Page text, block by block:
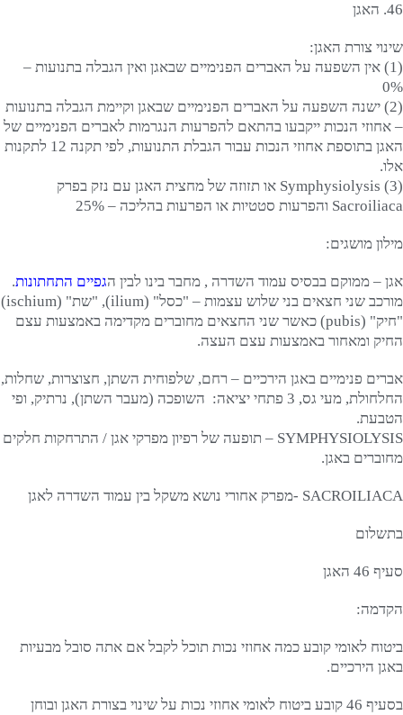
46. האגן
שינוי צורת האגן:
(1) אין השפעה על האברים הפנימיים שבאגן ואין הגבלה בתנועות –
0%
(2) ישנה השפעה על האברים הפנימיים שבאגן וקיימת הגבלה בתנועות
– אחוזי הנכות ייקבעו בהתאם להפרעות הנגרמות לאברים הפנימיים של
האגן בתוספת אחוזי הנכות עבור הגבלת התנועות, לפי תקנה 12 לתקנות
אלו.
(3) Symphysiolysis או תזוזה של מחצית האגן עם נזק בפרק
Sacroiliaca והפרעות סטטיות או הפרעות בהליכה – 25%
מילון מושגים:
אגן – ממוקם בבסיס עמוד השדרה , מחבר בינו לבין הגפיים התחתונות.
מורכב שני חצאים בני שלוש עצמות – "כסל" (ilium), "שת" (ischium)
"חיק" (pubis) כאשר שני החצאים מחוברים מקדימה באמצעות עצם
החיק ומאחור באמצעות עצם העצה.
אברים פנימיים באגן הירכיים – רחם, שלפוחית השתן, חצוצרות, שחלות,
החלחולת, מעי גס, 3 פתחי יציאה: השופכה (מעבר השתן), נרתיק, ופי
הטבעת.
SYMPHYSIOLYSIS – תופעה של רפיון מפרקי אגן / התרחקות חלקים
מחוברים באגן.
SACROILIACA -מפרק אחורי נושא משקל בין עמוד השדרה לאגן
בתשלום
סעיף 46 האגן
הקדמה:
ביטוח לאומי קובע כמה אחוזי נכות תוכל לקבל אם אתה סובל מבעיות
באגן הירכיים.
בסעיף 46 קובע ביטוח לאומי אחוזי נכות על שינוי בצורת האגן ובוחן